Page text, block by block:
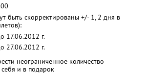
быть скорректированы +/- 1, 2 дня в
17.06.2012 г.
27.06.2012 г.
неограниченное количество
и в подарок